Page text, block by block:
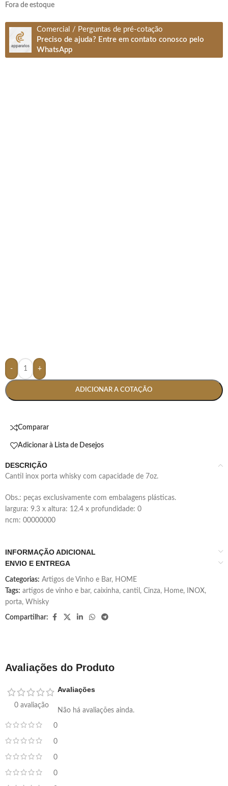
Fora de estoque
Comercial / Perguntas de pré-cotação
Preciso de ajuda? Entre em contato conosco pelo
WhatsApp
- +
ADICIONAR A COTAÇÃO
Comparar
Adicionar à Lista de Desejos
DESCRIÇÃO
cantil inox porta whisky com capacidade de 7oz.
obs.: peças exclusivamente com embalagens plásticas.
largura: 9.3 x altura: 12.4 x profundidade: 0
ncm: 00000000
INFORMAÇÃO ADICIONAL
ENVIO E ENTREGA
Categorias: Artigos de Vinho e Bar, HOME
Tags: artigos de vinho e bar, caixinha, cantil , Cinza, Home, INOX,
porta, Whisky
Compartilhar:
Avaliações do Produto
0 avaliação
0
0
0
0
Avaliações
Não há avaliações ainda.